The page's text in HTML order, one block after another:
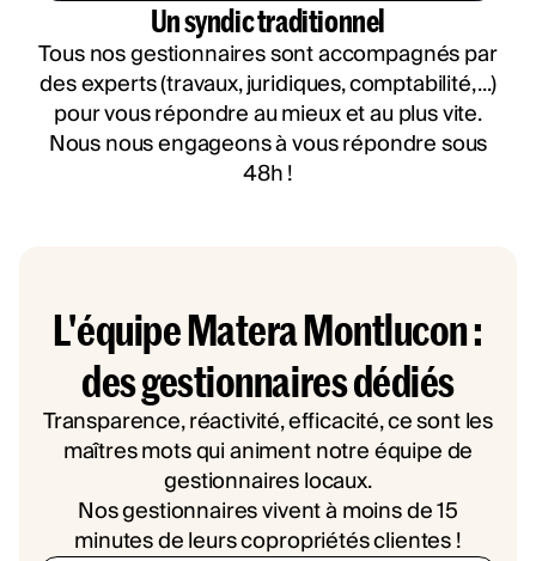
Un syndic traditionnel
Tous nos gestionnaires sont accompagnés par
des experts (travaux, juridiques, comptabilité, ...)
pour vous répondre au mieux et au plus vite.
Nous nous engageons à vous répondre sous
48h !
L'équipe Matera Montlucon :
des gestionnaires dédiés
Transparence, réactivité, efficacité, ce sont les
maîtres mots qui animent notre équipe de
gestionnaires locaux.
Nos gestionnaires vivent à moins de 15
minutes de leurs copropriétés clientes !